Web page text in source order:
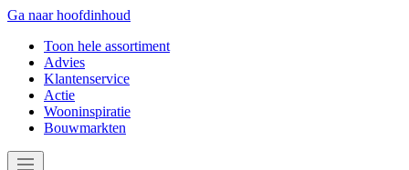
Ga naar hoofdinhoud
Toon hele assortiment
Advies
Klantenservice
Actie
Wooninspiratie
Bouwmarkten